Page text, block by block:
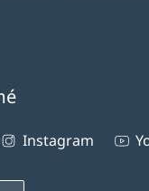
Instagram